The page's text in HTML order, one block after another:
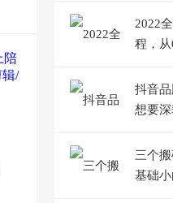
2022
程，从
抖音品
想要
三个
基础